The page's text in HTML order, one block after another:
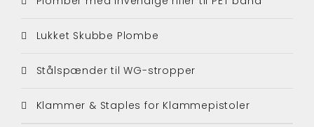
Lukket Skubbe Plombe
Stålspænder til WG-stropper
Klammer & Staples for Klammepistoler